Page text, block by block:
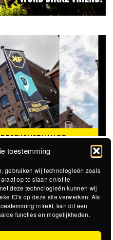
toestemming
gebruiken wij technologieën zoals
op te slaan en/of te
deze technologieën kunnen wij
ID's op deze site verwerken. Als
intrekt, kan dit een
functies en mogelijkheden.
TOEKOMST VAN DE